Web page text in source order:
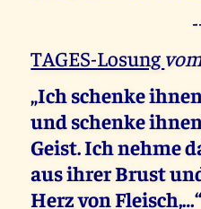
TAGES-Losung
„Ich schenke
und schenke
Geist. Ich nehme
aus ihrer Brust
Herz von Fleisch,…“